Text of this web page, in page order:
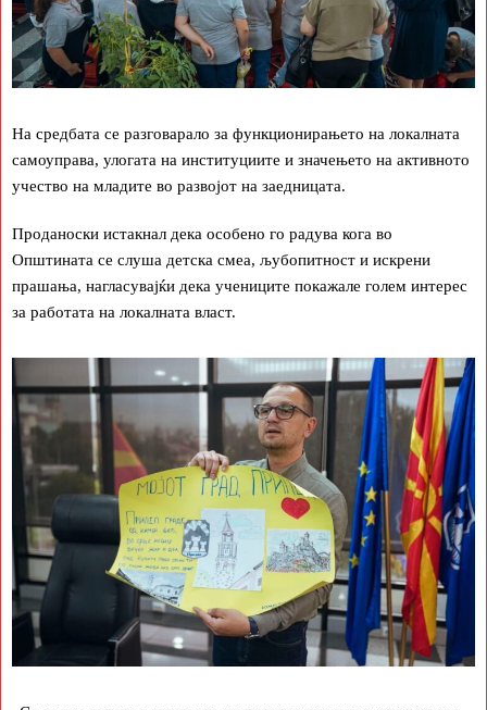
На средбата се разговарало за функционирањето на локалната
самоуправа, улогата на институциите и значењето на активното
учество на младите во развојот на заедницата.
Проданоски истакнал дека особено го радува кога во
Општината се слуша детска смеа, љубопитност и искрени
прашања, нагласувајќи дека учениците покажале голем интерес
за работата на локалната власт.